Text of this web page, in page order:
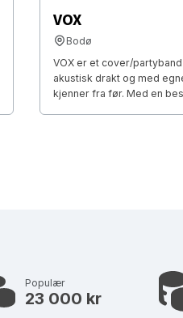
VOX
Bodø
VOX er et cover/
akustisk drakt og med
kjenner fra før. Med en
Populær
23 000 kr